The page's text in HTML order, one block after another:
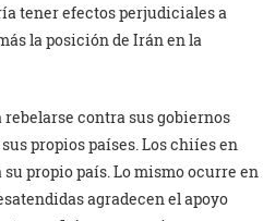
tener efectos perjudiciales a
la posición de Irán en la
contra sus gobiernos
propios países. Los chiíes en
propio país. Lo mismo ocurre en
agradecen el apoyo